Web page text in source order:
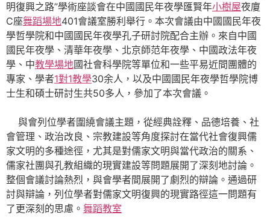
明復興之路”學術座談會在中國國民年夜學匯賢年小樹屋夜廈
C座舞蹈場地401會議室勝利舉行。本次會議由中國國民年夜
學哲學院和中國國民年夜學孔子研討院配合主辦。來自中國
國民年夜學、清華年夜學、北京師范年夜學、中國政法年夜
學、中教學場地國社會科學院等單位和一些平易近間團體的
專家、學者1對1教學30余人，以及中國國民年夜學哲學院博
士生和碩士研討生共50多人，參加了本次會議。
與會列位學者圍繞會議主題，從經典詮釋、品德培養、社
會管理、政治改良、宗教建設等角度探討在當代社會復興儒
家文明的多種途徑，尤其是對儒家文明與當代政治的關系、
儒家社團與孔教組織的現實建設等問題展開了深刻地討論。
整個會議討論熱烈，與會學者間展開了劇烈的辯論。通過研
討與辯論，列位學者對儒家文明復興的現實路徑這一問題有
了更深刻的思慮。 舞蹈教室